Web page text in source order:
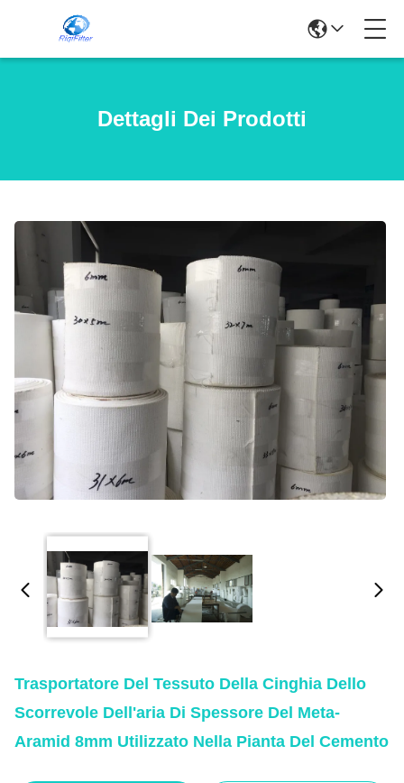
Dettagli Dei Prodotti
Trasportatore Del Tessuto Della Cinghia Dello
Scorrevole Dell'aria Di Spessore Del Meta-
Aramid 8mm Utilizzato Nella Pianta Del Cemento